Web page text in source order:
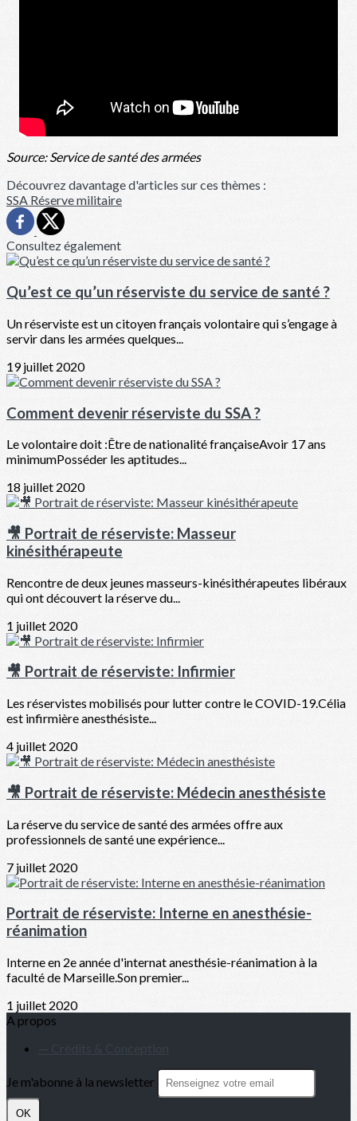
Source: Service de santé des armées
Découvrez davantage d'articles sur ces thèmes :
SSA Réserve militaire
Consultez également
Qu’est ce qu’un réserviste du service de santé ?
Un réserviste est un citoyen français volontaire qui s’engage à
servir dans les armées quelques...
19 juillet 2020
Comment devenir réserviste du SSA ?
Le volontaire doit :Être de nationalité françaiseAvoir 17 ans
minimumPosséder les aptitudes...
18 juillet 2020
🎥 Portrait de réserviste: Masseur
kinésithérapeute
Rencontre de deux jeunes masseurs-kinésithérapeutes libéraux
qui ont découvert la réserve du...
1 juillet 2020
🎥 Portrait de réserviste: Infirmier
Les réservistes mobilisés pour lutter contre le COVID-19.Célia
est infirmière anesthésiste...
4 juillet 2020
🎥 Portrait de réserviste: Médecin anesthésiste
La réserve du service de santé des armées offre aux
professionnels de santé une expérience...
7 juillet 2020
Portrait de réserviste: Interne en anesthésie-
réanimation
Interne en 2e année d'internat anesthésie-réanimation à la
faculté de Marseille.Son premier...
1 juillet 2020
A propos
Je m'abonne à la newsletter
OK